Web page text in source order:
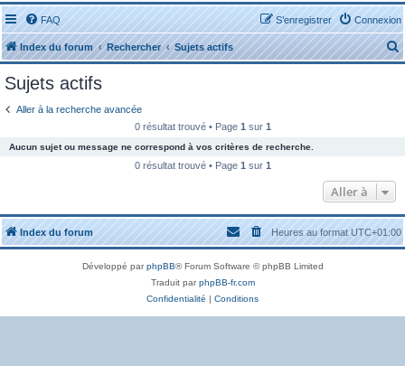
FAQ Connexion
S’enregistrer
Index du forum Rechercher Sujets actifs
e
e
r
Sujets actifs
Aller à la recherche avancée
0 résultat trouvé • Page 1 sur 1
Aucun sujet ou message ne correspond à vos critères de recherche.
0 résultat trouvé • Page 1 sur 1
Aller à
Index du forum Heures au formatUTC+01:00
Développé parphpBB® Forum Software © phpBB Limited
Traduit parphpBB-fr.com
Confidentialité | Conditions